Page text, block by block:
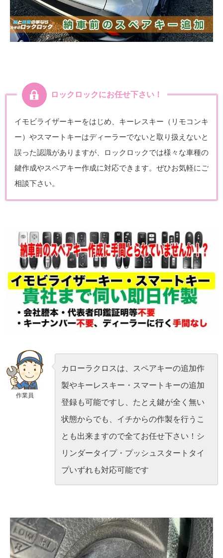
ロックロックにお任せ下さい！
イモビライザーキーをはじめ、キーレスキー（リモコンキ
ー）やスマートキーはディーラーでないと取り扱えないと
誤った認識がありますが、ロックロックでは様々な車種の
鍵作成やスペアキー作成に対応できます。ぜひお気軽にご
相談下さい。
作業員
カローラクロスは、スペアキーの追加作
製やキーレスキー・スマートキーの追加
登録も可能ですし、たとえ鍵が全く無い
状態からでも、イチからの作製を行うこ
とも出来ますので全てお任せ下さい！シ
リンダータイプ・プッシュスタートタイ
プいずれも対応可能です